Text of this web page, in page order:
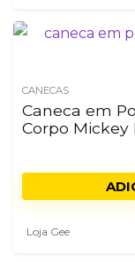
CANECAS
Caneca em
Corpo Mickey
Loja Gee